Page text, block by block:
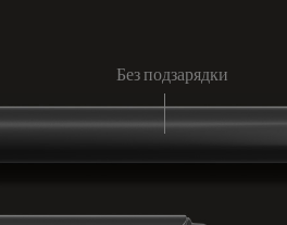
Без подзарядки